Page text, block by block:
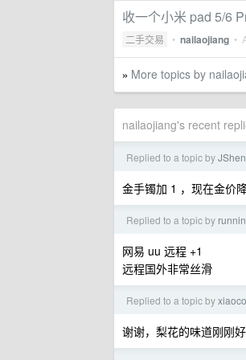
收一个小米 pad 5/6
二手交易 • nailaojiang •
» More topics by
nailaojiang's recent
Replied to a topic byJShen
金手镯加 1 ，现在金价
Replied to a topic by
网易 uu 远程 +1
远程国外非常丝滑
Replied to a topic by
谢谢，梨花的味道刚刚好